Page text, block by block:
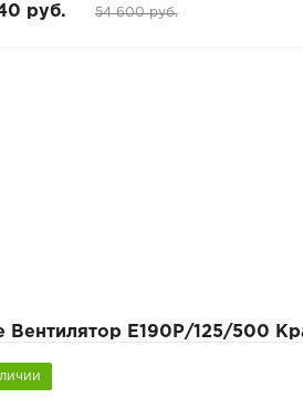
руб. 54 600 руб.
Вентилятор Е190Р/125/500